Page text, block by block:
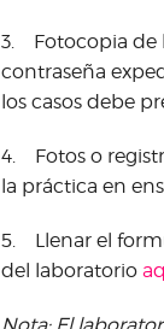
3. Fotocopia de
contraseña
los casos debe
4. Fotos o
la práctica en
5. Llenar el
del laboratorio